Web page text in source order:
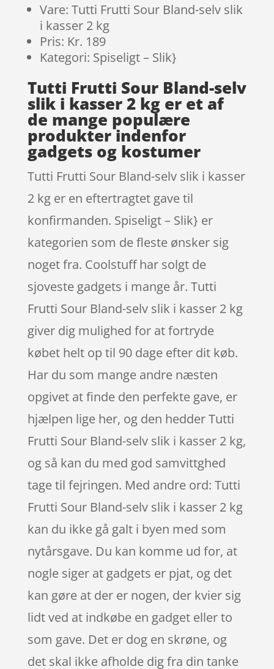
Vare: Tutti Frutti Sour Bland-selv slik
i kasser 2 kg
Pris: Kr. 189
Kategori: Spiseligt – Slik}
Tutti Frutti Sour Bland-selv
slik i kasser 2 kg er et af
de mange populære
produkter indenfor
gadgets og kostumer
Tutti Frutti Sour Bland-selv slik i kasser
2 kg er en eftertragtet gave til
konfirmanden. Spiseligt – Slik} er
kategorien som de fleste ønsker sig
noget fra. Coolstuff har solgt de
sjoveste gadgets i mange år. Tutti
Frutti Sour Bland-selv slik i kasser 2 kg
giver dig mulighed for at fortryde
købet helt op til 90 dage efter dit køb.
Har du som mange andre næsten
opgivet at finde den perfekte gave, er
hjælpen lige her, og den hedder Tutti
Frutti Sour Bland-selv slik i kasser 2 kg,
og så kan du med god samvittghed
tage til fejringen. Med andre ord: Tutti
Frutti Sour Bland-selv slik i kasser 2 kg
kan du ikke gå galt i byen med som
nytårsgave. Du kan komme ud for, at
nogle siger at gadgets er pjat, og det
kan gøre at der er nogen, der kvier sig
lidt ved at indkøbe en gadget eller to
som gave. Det er dog en skrøne, og
det skal ikke afholde dig fra din tanke